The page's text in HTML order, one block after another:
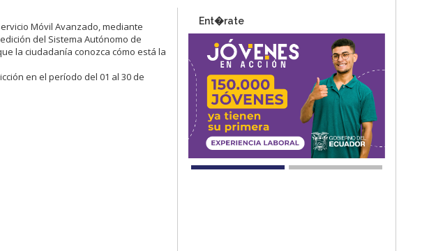
Móvil Avanzado, mediante
del Sistema Autónomo de
la ciudadanía conozca cómo está la
en el período del 01 al 30 de
Ent�rate